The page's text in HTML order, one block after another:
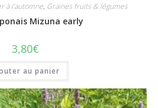
à l'automne, Graines fruits & légumes
Mizuna early
3,80€
au panier